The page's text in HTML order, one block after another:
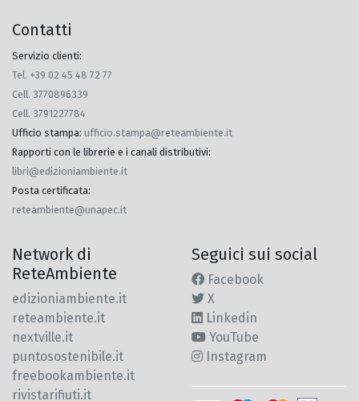
Contatti
Servizio clienti:
Tel. +39 02 45 48 72 77
Cell. 3770896339
Cell. 3791227784
Ufficio stampa: ufficio.stampa@reteambiente.it
Rapporti con le librerie e i canali distributivi:
libri@edizioniambiente.it
Posta certificata:
reteambiente@unapec.it
Network di
ReteAmbiente
edizioniambiente.it
reteambiente.it
nextville.it
puntosostenibile.it
freebookambiente.it
rivistarifiuti.it
Seguici sui social
Facebook
X
Linkedin
YouTube
Instagram